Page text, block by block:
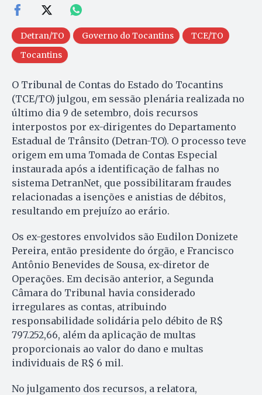
Detran/TO Governo do Tocantins
TCE/TO
Tocantins
O Tribunal de Contas do Estado do Tocantins
(TCE/TO) julgou, em sessão plenária realizada no
último dia 9 de setembro, dois recursos
interpostos por ex-dirigentes do Departamento
Estadual de Trânsito (Detran-TO). O processo teve
origem em uma Tomada de Contas Especial
instaurada após a identificação de falhas no
sistema DetranNet, que possibilitaram fraudes
relacionadas a isenções e anistias de débitos,
resultando em prejuízo ao erário.
Os ex-gestores envolvidos são Eudilon Donizete
Pereira, então presidente do órgão, e Francisco
Antônio Benevides de Sousa, ex-diretor de
Operações. Em decisão anterior, a Segunda
Câmara do Tribunal havia considerado
irregulares as contas, atribuindo
responsabilidade solidária pelo débito de R$
797.252,66, além da aplicação de multas
proporcionais ao valor do dano e multas
individuais de R$ 6 mil.
No julgamento dos recursos, a relatora,